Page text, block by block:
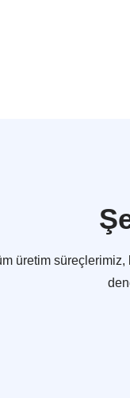
üretim süreçlerimiz,